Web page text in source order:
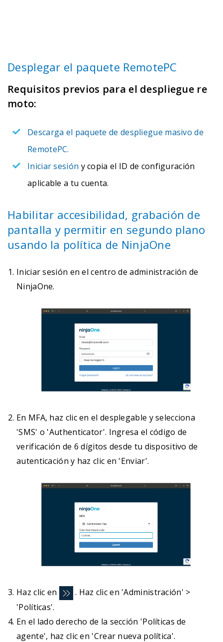
Desplegar el paquete RemotePC
Requisitos previos para el despliegue re
moto:
Descarga el paquete de despliegue masivo de
RemotePC.
Iniciar sesión y copia el ID de configuración
aplicable a tu cuenta.
Habilitar accesibilidad, grabación de
pantalla y permitir en segundo plano
usando la política de NinjaOne
Iniciar sesión en el centro de administración de
NinjaOne.
En MFA, haz clic en el desplegable y selecciona
'SMS' o 'Authenticator'. Ingresa el código de
verificación de 6 dígitos desde tu dispositivo de
autenticación y haz clic en 'Enviar'.
Haz clic en
. Haz clic en 'Administración' >
'Políticas'.
En el lado derecho de la sección 'Políticas de
agente', haz clic en 'Crear nueva política'.